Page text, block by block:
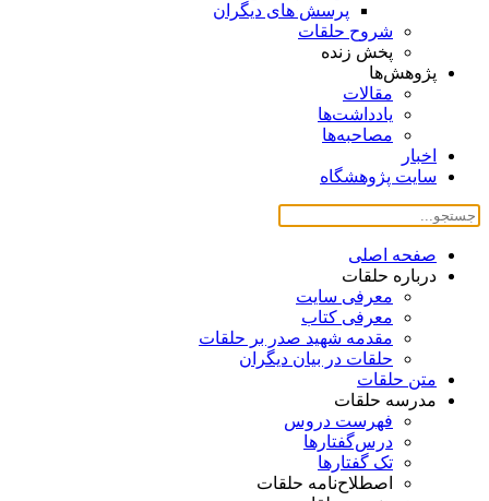
پرسش های دیگران
شروح حلقات
پخش زنده
پژوهش‌ها
مقالات
یادداشت‌ها
مصاحبه‌ها
اخبار
سایت پژوهشگاه
صفحه اصلی
درباره حلقات
معرفی سایت
معرفی کتاب
مقدمه شهید صدر بر حلقات
حلقات در بیان دیگران
متن حلقات
مدرسه حلقات
فهرست دروس
درس‌گفتار‌ها
تک گفتارها
اصطلاح‌نامه حلقات